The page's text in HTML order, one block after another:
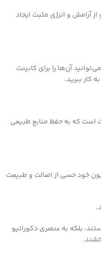
آرامش و انرژی مثبت ایجاد
آن‌ها را برای کابینت
کار ببرید.
است که به حفظ منابع طبیعی
خود حسی از اصالت و طبیعت
بلکه به عنصری دکوراتیو